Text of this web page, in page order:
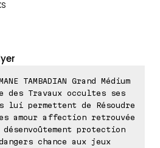
TAMBADIAN Grand Médium
des Travaux occultes ses
lui permettent de Résoudre
amour affection retrouvée
protection
chance aux jeux